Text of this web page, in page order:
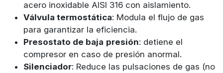
acero inoxidable AISI 316 con aislamiento.
Válvula termostática: Modula el flujo de gas
para garantizar la eficiencia.
Presostato de baja presión: detiene el
compresor en caso de presión anormal.
Silenciador: Reduce las pulsaciones de gas (no